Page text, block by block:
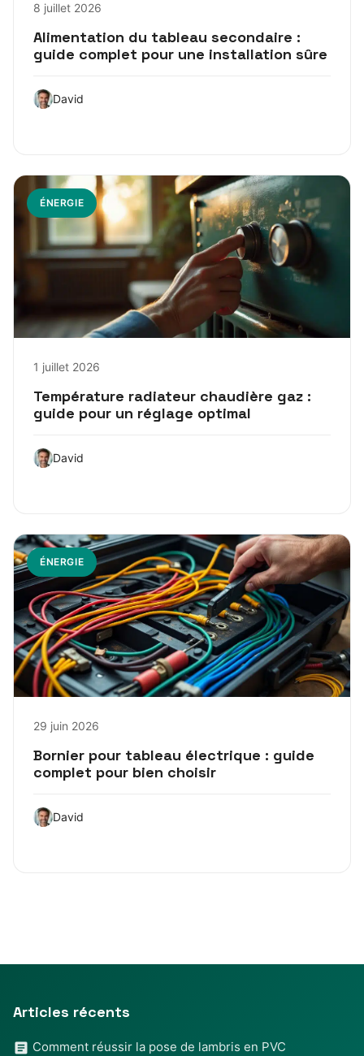
8 juillet 2026
Alimentation du tableau secondaire :
guide complet pour une installation sûre
David
ÉNERGIE
1 juillet 2026
Température radiateur chaudière gaz :
guide pour un réglage optimal
David
ÉNERGIE
29 juin 2026
Bornier pour tableau électrique : guide
complet pour bien choisir
David
Articles récents
Comment réussir la pose de lambris en PVC